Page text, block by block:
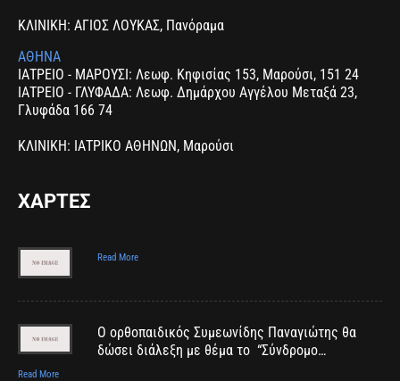
ΚΛΙΝΙΚΗ: ΑΓΙΟΣ ΛΟΥΚΑΣ, Πανόραμα
ΑΘΗΝΑ
ΙΑΤΡΕΙΟ - ΜΑΡΟΥΣΙ: Λεωφ. Κηφισίας 153, Μαρούσι, 151 24
ΙΑΤΡΕΙΟ - ΓΛΥΦΑΔΑ: Λεωφ. Δημάρχου Αγγέλου Μεταξά 23,
Γλυφάδα 166 74
ΚΛΙΝΙΚΗ: ΙΑΤΡΙΚΟ ΑΘΗΝΩΝ, Μαρούσι
ΧΑΡΤΕΣ
Read More
Ο ορθοπαιδικός Συμεωνίδης Παναγιώτης θα
δώσει διάλεξη με θέμα το “Σύνδρομο…
Read More